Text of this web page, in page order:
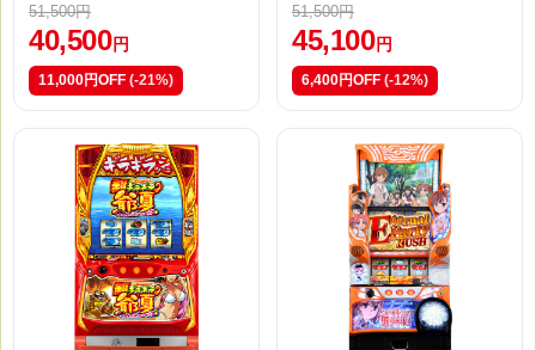
51,500円
40,500 円
11,000円OFF (-21%)
51,500円
45,100 円
6,400円OFF (-12%)